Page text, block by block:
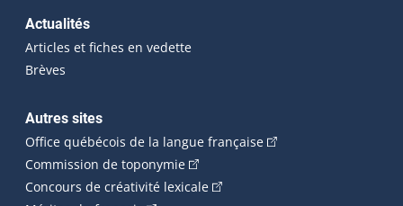
Actualités
Articles et fiches en vedette
Brèves
Autres sites
Office québécois de la langue française(Cet hyperlien
Commission de toponymie(Cet hyperlien externe s'ouvrira
Concours de créativité lexicale(Cet hyperlien externe